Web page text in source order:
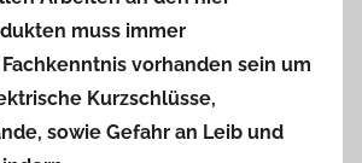
muss immer
vorhanden sein um
Kurzschlüsse,
sowie Gefahr an Leib und